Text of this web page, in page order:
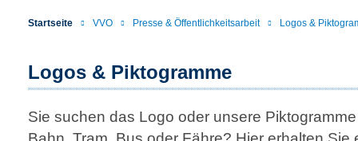
Startseite VVO Presse & Öffentlichkeitsarbeit Logos &
Logos & Piktogramme
Sie suchen das Logo oder unsere